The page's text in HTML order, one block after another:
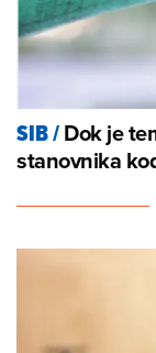
SIB/Dok je
stanovnika